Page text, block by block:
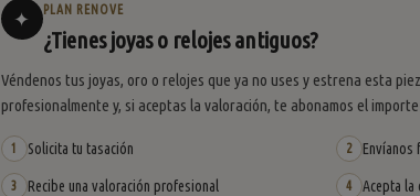
✦ PLAN RENOVE
¿Tienes joyas o relojes antiguos?
Véndenos tus joyas, oro o relojes que ya no uses y estrena esta
profesionalmente y, si aceptas la valoración, te abonamos el
1 Solicita tu tasación 2 Envíanos
3 Recibe una valoración profesional 4 Acepta la